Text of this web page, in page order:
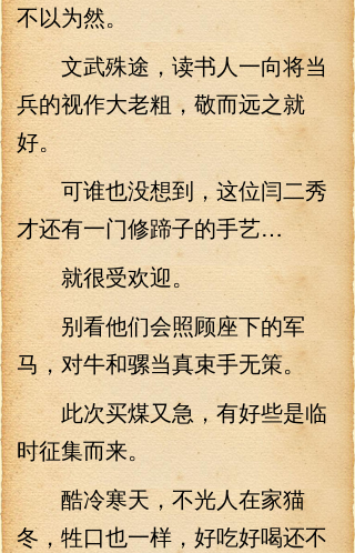
不以为然。
文武殊途，读书人一向将当
兵的视作大老粗，敬而远之就
好。
可谁也没想到，这位闫二秀
才还有一门修蹄子的手艺…
就很受欢迎。
别看他们会照顾座下的军
马，对牛和骡当真束手无策。
此次买煤又急，有好些是临
时征集而来。
酷冷寒天，不光人在家猫
冬，牲口也一样，好吃好喝还不